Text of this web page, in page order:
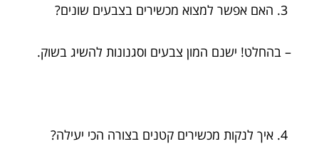
האם אפשר למצוא מכשירים בצבעים שונים?
– בהחלט! ישנם המון צבעים וסגנונות להשיג בשוק.
איך לנקות מכשירים קטנים בצורה הכי יעילה?